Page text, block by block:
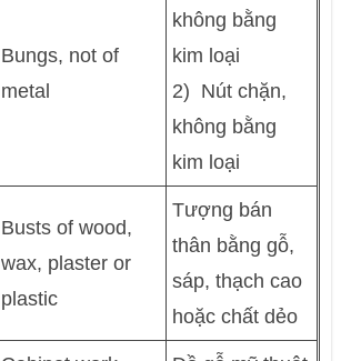
Bungs, not of
metal
không bằng
kim loại
2) Nút chặn,
không bằng
kim loại
Busts of wood,
wax, plaster or
plastic
Tượng bán
thân bằng gỗ,
sáp, thạch cao
hoặc chất dẻo